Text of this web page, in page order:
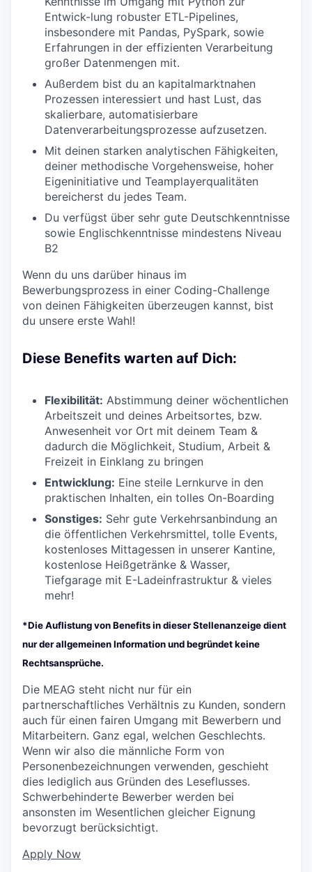
Entwick-lung robuster ETL-Pipelines,
insbesondere mit Pandas, PySpark, sowie
Erfahrungen in der effizienten Verarbeitung
großer Datenmengen mit.
Außerdem bist du an kapitalmarktnahen
Prozessen interessiert und hast Lust, das
skalierbare, automatisierbare
Datenverarbeitungsprozesse aufzusetzen.
Mit deinen starken analytischen Fähigkeiten,
deiner methodische Vorgehensweise, hoher
Eigeninitiative und Teamplayerqualitäten
bereicherst du jedes Team.
Du verfügst über sehr gute Deutschkenntnisse
sowie Englischkenntnisse mindestens Niveau
B2
Wenn du uns darüber hinaus im
Bewerbungsprozess in einer Coding-Challenge
von deinen Fähigkeiten überzeugen kannst, bist
du unsere erste Wahl!
Diese Benefits warten auf Dich:
Flexibilität: Abstimmung deiner wöchentlichen
Arbeitszeit und deines Arbeitsortes, bzw.
Anwesenheit vor Ort mit deinem Team &
dadurch die Möglichkeit, Studium, Arbeit &
Freizeit in Einklang zu bringen
Entwicklung: Eine steile Lernkurve in den
praktischen Inhalten, ein tolles On-Boarding
Sonstiges: Sehr gute Verkehrsanbindung an
die öffentlichen Verkehrsmittel, tolle Events,
kostenloses Mittagessen in unserer Kantine,
kostenlose Heißgetränke & Wasser,
Tiefgarage mit E-Ladeinfrastruktur & vieles
mehr!
*Die Auflistung von Benefits in dieser Stellenanzeige dient
nur der allgemeinen Information und begründet keine
Rechtsansprüche.
Die MEAG steht nicht nur für ein
partnerschaftliches Verhältnis zu Kunden, sondern
auch für einen fairen Umgang mit Bewerbern und
Mitarbeitern. Ganz egal, welchen Geschlechts.
Wenn wir also die männliche Form von
Personenbezeichnungen verwenden, geschieht
dies lediglich aus Gründen des Leseflusses.
Schwerbehinderte Bewerber werden bei
ansonsten im Wesentlichen gleicher Eignung
bevorzugt berücksichtigt.
Apply Now